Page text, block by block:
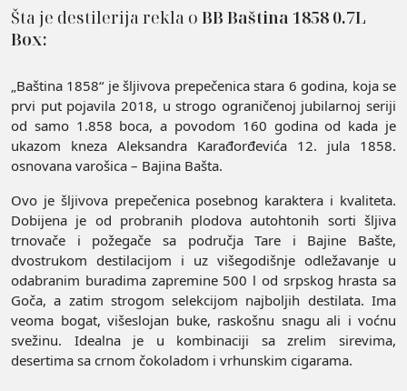
Šta je destilerija rekla o BB Baština 1858 0.7L
Box:
„Baština 1858“ je šljivova prepečenica stara 6 godina, koja se
prvi put pojavila 2018, u strogo ograničenoj jubilarnoj seriji
od samo 1.858 boca, a povodom 160 godina od kada je
ukazom kneza Aleksandra Karađorđevića 12. jula 1858.
osnovana varošica – Bajina Bašta.
Ovo je šljivova prepečenica posebnog karaktera i kvaliteta.
Dobijena je od probranih plodova autohtonih sorti šljiva
trnovače i požegače sa područja Tare i Bajine Bašte,
dvostrukom destilacijom i uz višegodišnje odležavanje u
odabranim buradima zapremine 500 l od srpskog hrasta sa
Goča, a zatim strogom selekcijom najboljih destilata. Ima
veoma bogat, višeslojan buke, raskošnu snagu ali i voćnu
svežinu. Idealna je u kombinaciji sa zrelim sirevima,
desertima sa crnom čokoladom i vrhunskim cigarama.